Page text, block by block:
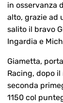
in osservanza
alto, grazie ad
salito il bravo
Ingardia e
Giametta,
Racing, dopo
seconda
1150 col